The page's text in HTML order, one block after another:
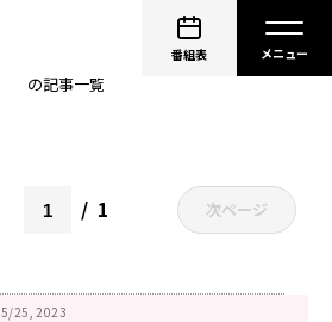
番組表
の記事一覧
1 次ページ
5/25, 2023